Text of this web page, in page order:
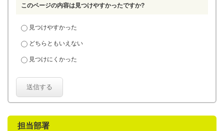
このページの内容は見つけやすかったですか?
見つけやすかった
どちらともいえない
見つけにくかった
送信する
担当部署